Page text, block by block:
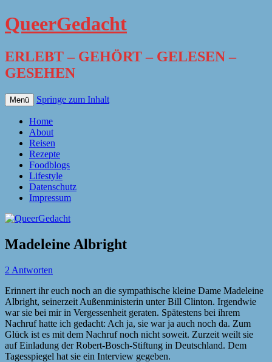
QueerGedacht
ERLEBT – GEHÖRT – GELESEN –
GESEHEN
Menü Springe zum Inhalt
Home
About
Reisen
Rezepte
Foodblogs
Lifestyle
Datenschutz
Impressum
Madeleine Albright
2 Antworten
Erinnert ihr euch noch an die sympathische kleine Dame Madeleine
Albright, seinerzeit Außenministerin unter Bill Clinton. Irgendwie
war sie bei mir in Vergessenheit geraten. Spätestens bei ihrem
Nachruf hatte ich gedacht: Ach ja, sie war ja auch noch da. Zum
Glück ist es mit dem Nachruf noch nicht soweit. Zurzeit weilt sie
auf Einladung der Robert-Bosch-Stiftung in Deutschland. Dem
Tagesspiegel hat sie ein Interview gegeben.